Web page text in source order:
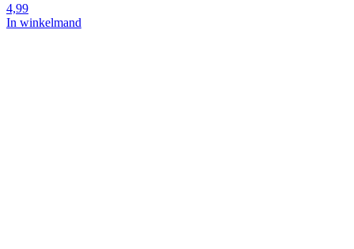
4,99
In winkelmand